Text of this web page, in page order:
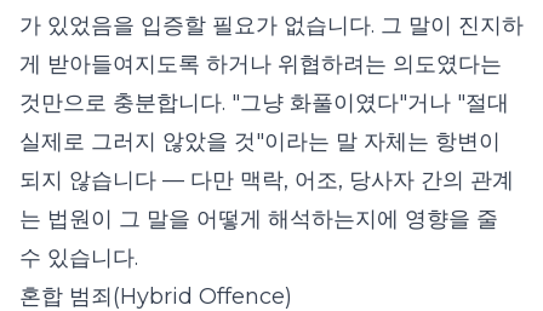
가 있었음을 입증할 필요가 없습니다. 그 말이 진지하
게 받아들여지도록 하거나 위협하려는 의도였다는
것만으로 충분합니다. "그냥 화풀이였다"거나 "절대
실제로 그러지 않았을 것"이라는 말 자체는 항변이
되지 않습니다 — 다만 맥락, 어조, 당사자 간의 관계
는 법원이 그 말을 어떻게 해석하는지에 영향을 줄
수 있습니다.
혼합 범죄(Hybrid Offence)